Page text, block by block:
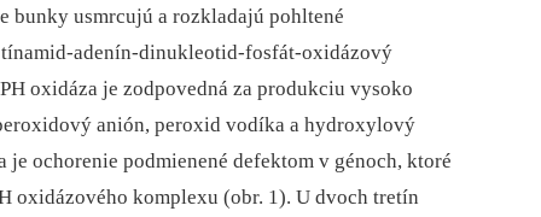
bunky usmrcujú a rozkladajú pohltené
adenín-dinukleotid-fosfát-oxidázový
oxidáza je zodpovedná za produkciu vysoko
anión, peroxid vodíka a hydroxylový
ochorenie podmienené defektom v génoch, ktoré
oxidázového komplexu (obr. 1). U dvoch tretín